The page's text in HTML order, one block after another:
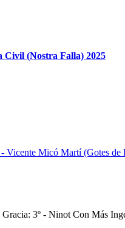
Civil (Nostra Falla) 2025
Vicente Micó Martí (Gotes de
3º - Ninot Con Más